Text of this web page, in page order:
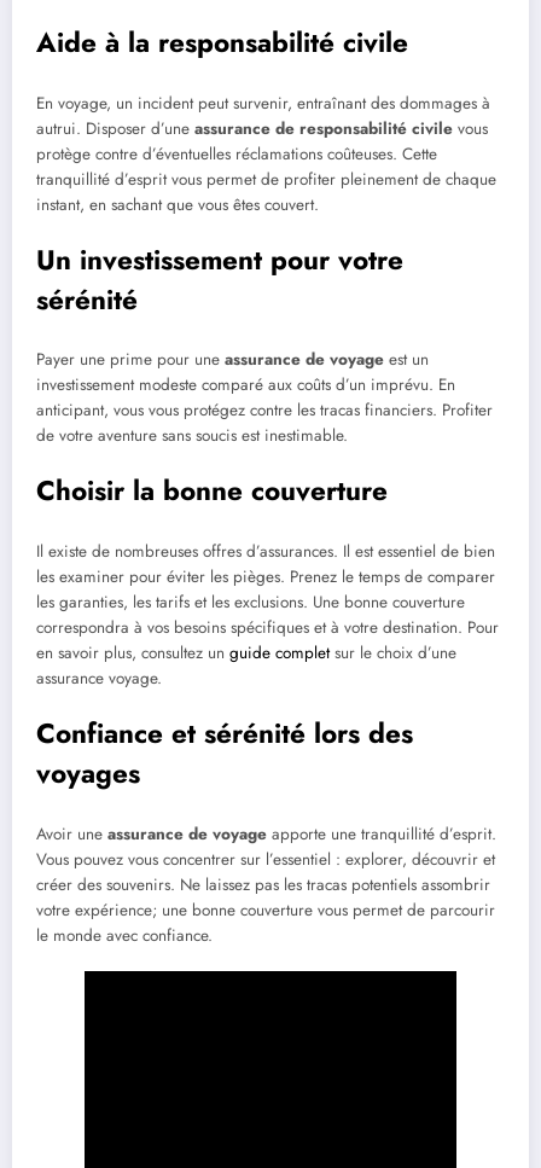
Aide à la responsabilité civile
En voyage, un incident peut survenir, entraînant des dommages à
autrui. Disposer d’une assurance de responsabilité civile vous
protège contre d’éventuelles réclamations coûteuses. Cette
tranquillité d’esprit vous permet de profiter pleinement de chaque
instant, en sachant que vous êtes couvert.
Un investissement pour votre
sérénité
Payer une prime pour une assurance de voyage est un
investissement modeste comparé aux coûts d’un imprévu. En
anticipant, vous vous protégez contre les tracas financiers. Profiter
de votre aventure sans soucis est inestimable.
Choisir la bonne couverture
Il existe de nombreuses offres d’assurances. Il est essentiel de bien
les examiner pour éviter les pièges. Prenez le temps de comparer
les garanties, les tarifs et les exclusions. Une bonne couverture
correspondra à vos besoins spécifiques et à votre destination. Pour
en savoir plus, consultez un guide completsur le choix d’une
assurance voyage.
Confiance et sérénité lors des
voyages
Avoir une assurance de voyage apporte une tranquillité d’esprit.
Vous pouvez vous concentrer sur l’essentiel : explorer, découvrir et
créer des souvenirs. Ne laissez pas les tracas potentiels assombrir
votre expérience; une bonne couverture vous permet de parcourir
le monde avec confiance.